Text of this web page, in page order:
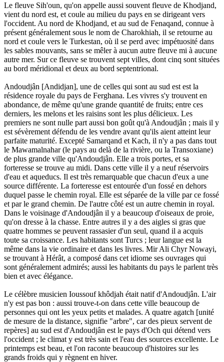
Le fleuve Sih'oun, qu'on appelle aussi souvent fleuve de Khodjand,
vient du nord est, et coule au milieu du pays en se dirigeant vers
l'occident. Au nord de Khodjand, et au sud de Fenaqand, connue à
présent généralement sous le nom de Charokhiah, il se retourne au
nord et coule vers le Turkestan, où il se perd avec impétuosité dans
les sables mouvants, sans se mêler à aucun autre fleuve mi à aucune
autre mer. Sur ce fleuve se trouvent sept villes, dont cinq sont situées
au bord méridional et deux au bord septentrional.
Andoudjân [Andidjan], une de celles qui sont au sud est est la
résidence royale du pays de Ferghana. Les vivres s'y trouvent en
abondance, de même qu'une grande quantité de fruits; entre ces
derniers, les melons et les raisins sont les plus délicieux. Les
premiers ne sont nulle part aussi bon goût qu'à Andoudjân ; mais il y
est sévèrement défendu de les vendre avant qu'ils aient atteint leur
parfaite maturité. Excepté Samarqand et Kach, il n'y a pas dans tout
le Mawamalnahar (le pays au delà de la rivière, ou la Transoxiane)
de plus grande ville qu'Andoudjân. Elle a trois portes, et sa
forteresse se trouve au midi. Dans cette ville il y a neuf réservoirs
d'eau et aqueducs. Il est très remarquable que chacun d'eux a une
source différente. La forteresse est entourée d'un fossé en dehors
duquel passe le chemin royal. Elle est séparée de la ville par ce fossé
et par le grand chemin. De l'autre côté est un autre chemin in royal.
Dans le voisinage d'Andoudjân il y a beaucoup d'oiseaux de proie,
qu'on dresse à la chasse. Entre autres il y a des aigles si gras que
quatre hommes se peuvent rassasier d'un seul, quand il a acquis
toute sa croissance. Les habitants sont Turcs ; leur langue est la
même dans la vie ordinaire et dans les livres. Mir Ali Chyr Nowayi,
se trouvant à Hérât, a composé dans cet idiome ses ouvrages qui
sont généralement admirés; aussi les habitants du pays le parlent très
bien et avec élégance.
Le célèbre musicien Ioussouf khôdjah était natif d'Andoudjân. L'air
n'y est pas bon : aussi trouve-t-on dans cette ville beaucoup de
personnes qui ont les yeux petits et malades. A quatre agatch [unité
de mesure de la distance, signifie "arbre", car des pieux servent de
repères] au sud est d'Andoudjân est le pays d'Och qui détend vers
l'occident ; le climat y est très sain et l'eau des sources excellente. Le
printemps est beau, et l'on raconte beaucoup d'histoires sur les
grands froids qui y règnent en hiver.